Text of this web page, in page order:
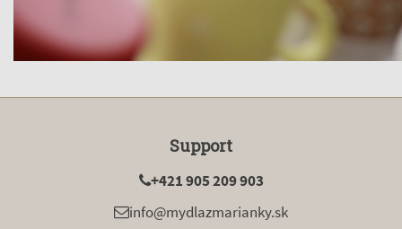
Support
+421 905 209 903
info@mydlazmarianky.sk